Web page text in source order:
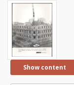
Show content